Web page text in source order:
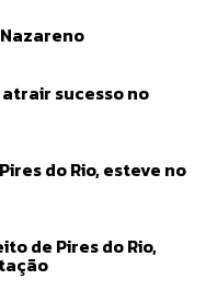
sucesso no
do Rio, esteve no
de Pires do Rio,